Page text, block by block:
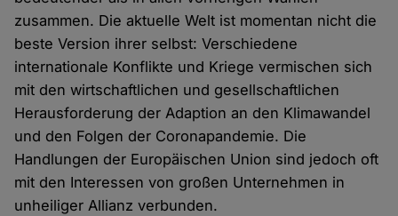
zusammen. Die aktuelle Welt ist momentan nicht die
beste Version ihrer selbst: Verschiedene
internationale Konflikte und Kriege vermischen sich
mit den wirtschaftlichen und gesellschaftlichen
Herausforderung der Adaption an den Klimawandel
und den Folgen der Coronapandemie. Die
Handlungen der Europäischen Union sind jedoch oft
mit den Interessen von großen Unternehmen in
unheiliger Allianz verbunden.